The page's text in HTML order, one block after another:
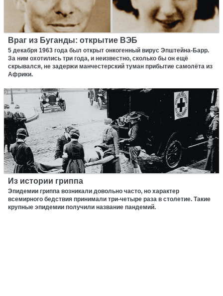
Враг из Буганды: открытие ВЭБ
5 декабря 1963 года был открыт онкогенный вирус Эпштейна-Барр.
За ним охотились три года, и неизвестно, сколько бы он ещё
скрывался, не задержи манчестерский туман прибытие самолёта из
Африки.
Из истории гриппа
Эпидемии гриппа возникали довольно часто, но характер
всемирного бедствия принимали три-четыре раза в столетие. Такие
крупные эпидемии получили название пандемий.